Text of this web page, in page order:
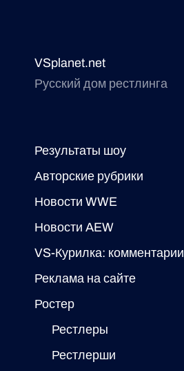
VSplanet.net
Русский дом рестлинга
Результаты шоу
Авторские рубрики
Новости WWE
Новости AEW
VS-Курилка: комментарии
Реклама на сайте
Ростер
Рестлеры
Рестлерши